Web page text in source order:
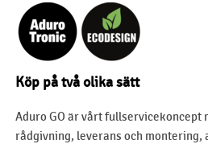
Köp på två olika sätt
Aduro GO är vårt fullservicekoncept
rådgivning, leverans och montering,